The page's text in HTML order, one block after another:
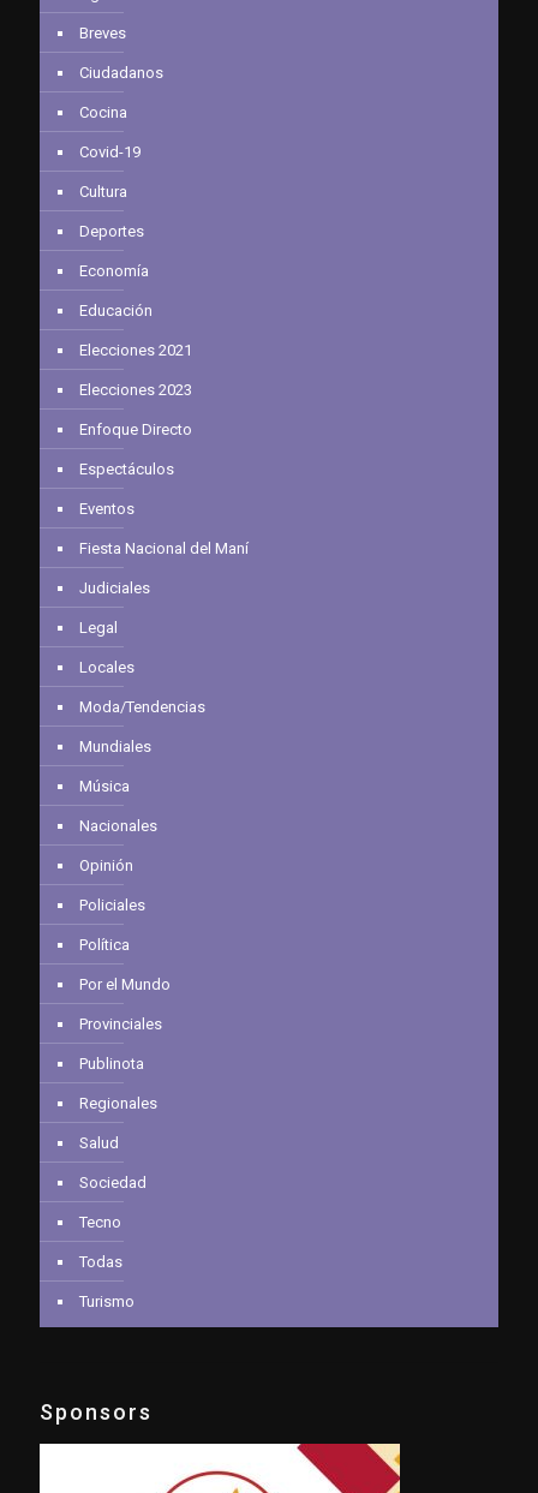
Breves
Ciudadanos
Cocina
Covid-19
Cultura
Deportes
Economía
Educación
Elecciones 2021
Elecciones 2023
Enfoque Directo
Espectáculos
Eventos
Fiesta Nacional del Maní
Judiciales
Legal
Locales
Moda/Tendencias
Mundiales
Música
Nacionales
Opinión
Policiales
Política
Por el Mundo
Provinciales
Publinota
Regionales
Salud
Sociedad
Tecno
Todas
Turismo
Sponsors